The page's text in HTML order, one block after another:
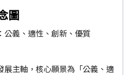
圖
展主軸，核心願景為「公義、適